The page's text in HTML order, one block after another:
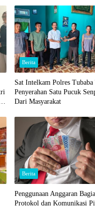
Berita
Sat Intelkam Polres Tubaba
Penyerahan Satu Pucuk
Dari Masyarakat
Berita
Penggunaan Anggaran
Protokol dan Komunikasi